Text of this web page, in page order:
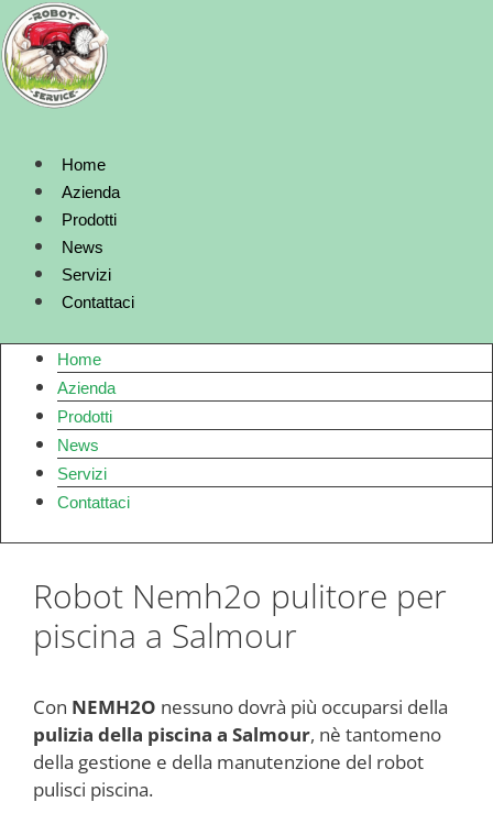
Vai
al
contenuto
Home
Azienda
Prodotti
News
Servizi
Contattaci
Home
Azienda
Prodotti
News
Servizi
Contattaci
Robot Nemh2o pulitore per
piscina a Salmour
Con NEMH2O nessuno dovrà più occuparsi della
pulizia della piscina a Salmour, nè tantomeno
della gestione e della manutenzione del robot
pulisci piscina.